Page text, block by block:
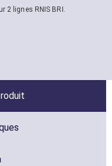
2 lignes RNIS BRI.